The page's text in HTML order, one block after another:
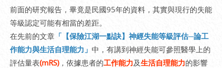
前面的研究報告，畢竟是民國95年的資料，其實與現行的失能
等級認定可能有相當的差距。
在先前的文章 「【保險江湖一點訣】神經失能等級評估─論工
作能力與生活自理能力」 中，有講到神經失能可參照醫學上的
評估量表(mRS)，依據患者的工作能力及生活自理能力的影響